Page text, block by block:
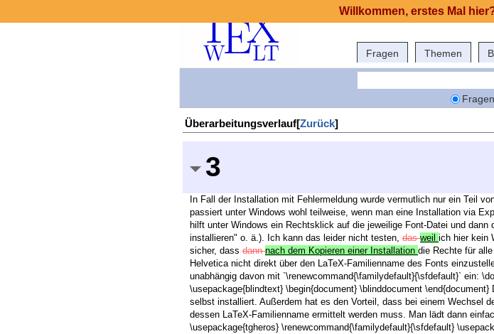
Fragen Themen
Fragen
Überarbeitungsverlauf[Zurück]
3
In Fall der Installation mit Fehlermeldung wurde vermutlich nur ein Teil
passiert unter Windows wohl teilweise, wenn man eine Installation via
hilft unter Windows ein Rechtsklick auf die jeweilige Font-Datei und
installieren" o. ä.). Ich kann das leider nicht testen, dasweil ich hier kein
sicher, dass dannnach dem Kopieren einer Installation die Rechte für
Helvetica nicht direkt über den LaTeX-Familienname des Fonts
unabhängig davon mit `\renewcommand{\familydefault}{\sfdefault}` ein:
\usepackage{blindtext} \begin{document} \blinddocument
selbst installiert. Außerdem hat es den Vorteil, dass bei einem Wechsel
dessen LaTeX-Familienname ermittelt werden muss. Man lädt dann
\usepackage{tgheros} \renewcommand{\familydefault}{\sfdefault}
Willkommen, erstes Mal